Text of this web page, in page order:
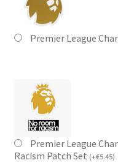
Premier League
Premier League
Racism Patch Set (+€5.45)